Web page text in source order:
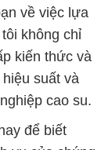
về việc lựa
không chỉ
kiến thức và
suất và
cao su.
để biết